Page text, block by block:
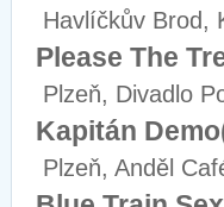
Havlíčkův Brod,
Please The
Plzeň, Divadlo
Kapitán
Plzeň, Anděl